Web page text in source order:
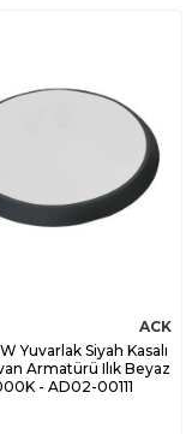
ACK
Yuvarlak Siyah Kasalı
Armatürü Ilık Beyaz
- AD02-00111